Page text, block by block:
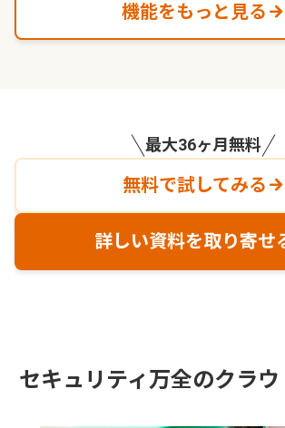
機能をもっと見る
最大36ヶ月無料
無料で試してみる
詳しい資料を取り寄せ
セキュリティ万全のクラ